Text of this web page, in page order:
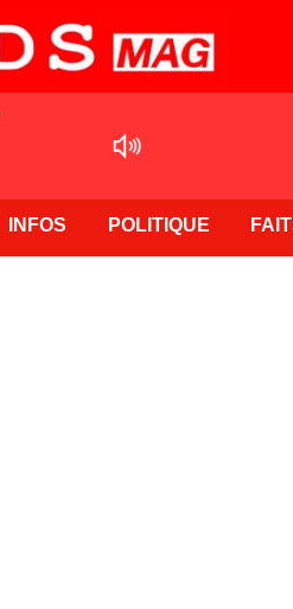
INFOS POLITIQUE